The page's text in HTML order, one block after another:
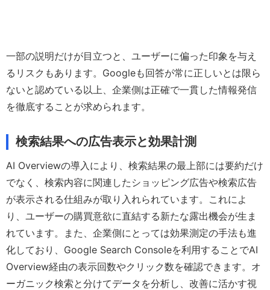
一部の説明だけが目立つと、ユーザーに偏った印象を与え
るリスクもあります。Googleも回答が常に正しいとは限ら
ないと認めている以上、企業側は正確で一貫した情報発信
を徹底することが求められます。
検索結果への広告表示と効果計測
AI Overviewの導入により、検索結果の最上部には要約だけ
でなく、検索内容に関連したショッピング広告や検索広告
が表示される仕組みが取り入れられています。これによ
り、ユーザーの購買意欲に直結する新たな露出機会が生ま
れています。また、企業側にとっては効果測定の手法も進
化しており、Google Search Consoleを利用することでAI
Overview経由の表示回数やクリック数を確認できます。オ
ーガニック検索と分けてデータを分析し、改善に活かす視